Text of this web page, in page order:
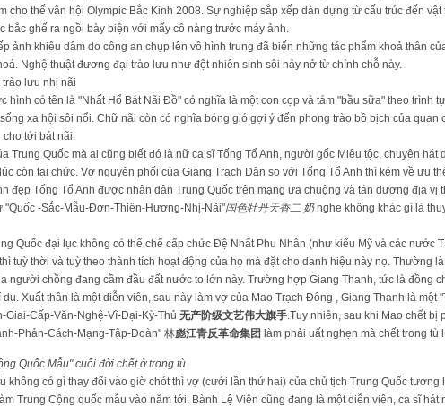
cho thế vận hội Olympic Bắc Kinh 2008. Sự nghiệp sắp xếp dàn dựng từ cấu trúc đến
bắc ghế ra ngồi bày biện với mấy cô nàng trước máy ảnh.
ảnh khiêu dâm do công an chụp lên vô hình trung đã biến những tác phẩm khoả thân
Nghệ thuật đương đại trào lưu như đột nhiên sinh sôi nảy nở từ chính chỗ này.
lưu nhị nãi
hình có tên là "Nhất Hổ Bát Nãi Đồ" có nghĩa là một con cọp và tám "bầu sữa" theo trình
xa hội sôi nổi. Chữ nãi còn có nghĩa bóng gió gợi ý đến phong trào bồ bịch của quan
tới bát nãi.
Trung Quốc mà ai cũng biết đó là nữ ca sĩ Tống Tổ Anh, người gốc Miêu tộc, chuyên hát
còn tại chức. Vợ nguyên phối của Giang Trạch Dân so với Tống Tổ Anh thì kém về ưu
đẹp Tống Tổ Anh được nhân dân Trung Quốc trên mạng ưa chuộng và tán dương địa vị
"Quốc -Sắc-Mẫu-Đơn-Thiên-Hương-Nhị-Nãi"国色牡丹天香二 奶nghe không khác gì là
Quốc đại lục không có thể chế cấp chức Đệ Nhất Phu Nhân (như kiểu Mỹ và các nước
tuỳ thời và tuỳ theo thành tích hoạt động của họ mà đặt cho danh hiệu này nọ. Thường
người chồng đang cầm đầu đất nước to lớn này. Trường hợp Giang Thanh, tức là đồng
Xuất thân là một diễn viên, sau này làm vợ của Mao Trạch Đông , Giang Thanh là một
Giai-Cấp-Văn-Nghệ-Vĩ-Đại-Kỳ-Thủ 无产阶级文艺伟大旗手.Tuy nhiên, sau khi Mao chết
Phản-Cách-Mạng-Tập-Đoàn" 林彪江青反革命集团 làm phải uất nghẹn mà chết trong
Quốc Mẫu" cuối đời chết ở trong tù
không có gì thay đổi vào giờ chót thì vợ (cưới lần thứ hai) của chủ tịch Trung Quốc tương
Trung Cộng quốc mẫu vào năm tới. Bành Lệ Viện cũng đang là một diễn viên, ca sĩ hát